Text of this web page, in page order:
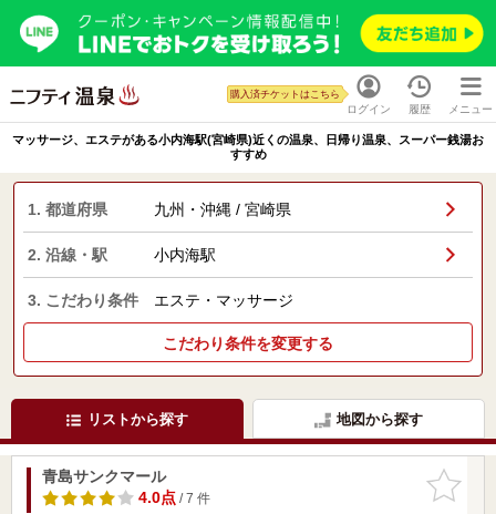
ログイン
購入済チケットはこちら
履歴 メニュー
マッサージ、エステがある小内海駅(宮崎県)近くの温泉、日帰り温泉、スーパー銭湯お
すすめ
1. 都道府県 九州・沖縄 / 宮崎県
2. 沿線・駅 小内海駅
3. こだわり条件 エステ・マッサージ
こだわり条件を変更する
リストから探す 地図から探す
お気に入
りに追加
青島サンクマール
4.0点/ 7 件